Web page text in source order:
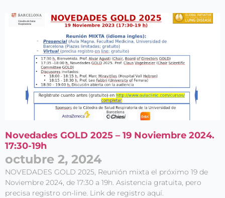
Novedades GOLD 2025 – 19 Noviembre 2024.
17:30-19h
octubre 2, 2024
NOVEDADES GOLD 2025, Reunión mixta el próximo 19 de
Noviembre 2024, de 17:30 a 19h. Asistencia gratuita, pero
precisa registro on-line. Link de registro aquí.